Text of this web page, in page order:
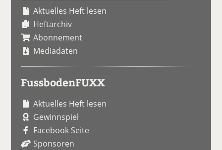
Aktuelles Heft lesen
Heftarchiv
Abonnement
Mediadaten
FussbodenFUXX
Aktuelles Heft lesen
Gewinnspiel
Facebook Seite
Sponsoren